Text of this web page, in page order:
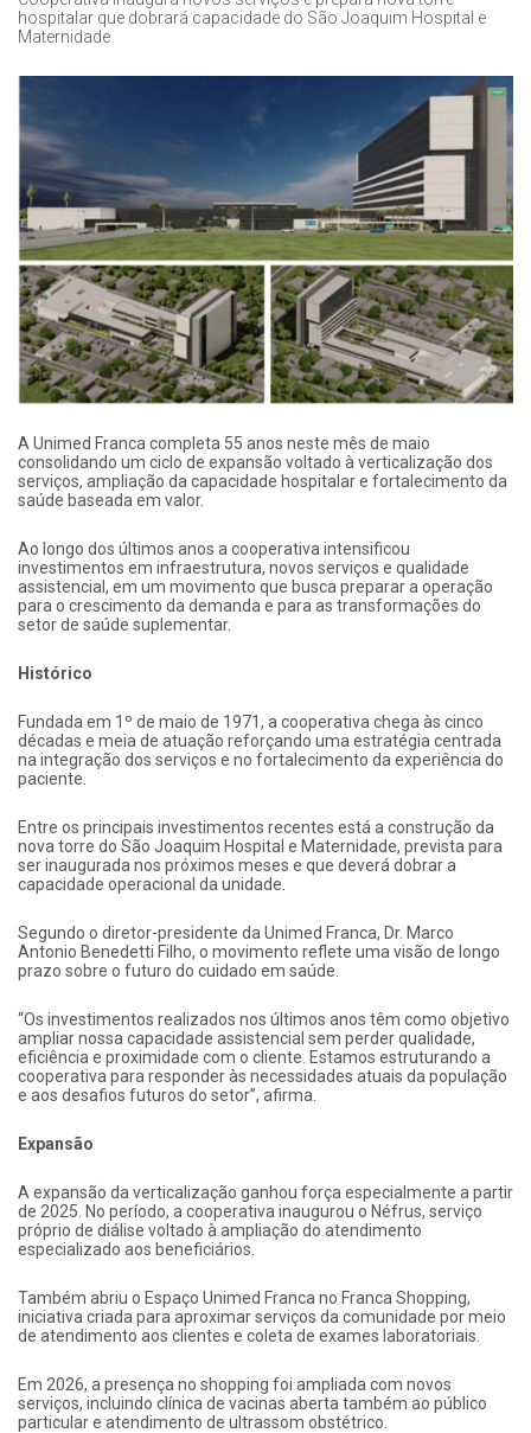
hospitalar que dobrará capacidade do São Joaquim Hospital e
Maternidade
A Unimed Franca completa 55 anos neste mês de maio
consolidando um ciclo de expansão voltado à verticalização dos
serviços, ampliação da capacidade hospitalar e fortalecimento da
saúde baseada em valor.
Ao longo dos últimos anos a cooperativa intensificou
investimentos em infraestrutura, novos serviços e qualidade
assistencial, em um movimento que busca preparar a operação
para o crescimento da demanda e para as transformações do
setor de saúde suplementar.
Histórico
Fundada em 1º de maio de 1971, a cooperativa chega às cinco
décadas e meia de atuação reforçando uma estratégia centrada
na integração dos serviços e no fortalecimento da experiência do
paciente.
Entre os principais investimentos recentes está a construção da
nova torre do São Joaquim Hospital e Maternidade, prevista para
ser inaugurada nos próximos meses e que deverá dobrar a
capacidade operacional da unidade.
Segundo o diretor-presidente da Unimed Franca, Dr. Marco
Antonio Benedetti Filho, o movimento reflete uma visão de longo
prazo sobre o futuro do cuidado em saúde.
“Os investimentos realizados nos últimos anos têm como objetivo
ampliar nossa capacidade assistencial sem perder qualidade,
eficiência e proximidade com o cliente. Estamos estruturando a
cooperativa para responder às necessidades atuais da população
e aos desafios futuros do setor”, afirma.
Expansão
A expansão da verticalização ganhou força especialmente a partir
de 2025. No período, a cooperativa inaugurou o Néfrus, serviço
próprio de diálise voltado à ampliação do atendimento
especializado aos beneficiários.
Também abriu o Espaço Unimed Franca no Franca Shopping,
iniciativa criada para aproximar serviços da comunidade por meio
de atendimento aos clientes e coleta de exames laboratoriais.
Em 2026, a presença no shopping foi ampliada com novos
serviços, incluindo clínica de vacinas aberta também ao público
particular e atendimento de ultrassom obstétrico.